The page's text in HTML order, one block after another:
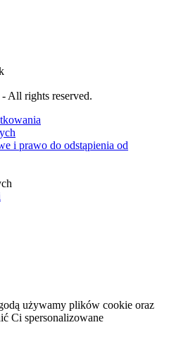
- All rights reserved.
i prawo do odstąpienia od
używamy plików cookie oraz
Ci spersonalizowane